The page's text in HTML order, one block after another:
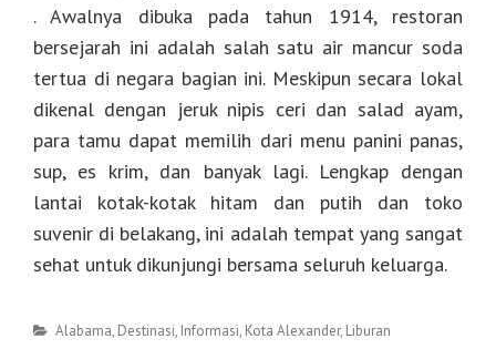
. Awalnya dibuka pada tahun 1914, restoran
bersejarah ini adalah salah satu air mancur soda
tertua di negara bagian ini. Meskipun secara lokal
dikenal dengan jeruk nipis ceri dan salad ayam,
para tamu dapat memilih dari menu panini panas,
sup, es krim, dan banyak lagi. Lengkap dengan
lantai kotak-kotak hitam dan putih dan toko
suvenir di belakang, ini adalah tempat yang sangat
sehat untuk dikunjungi bersama seluruh keluarga.
Categories
Alabama, Destinasi, Informasi, Kota Alexander, Liburan